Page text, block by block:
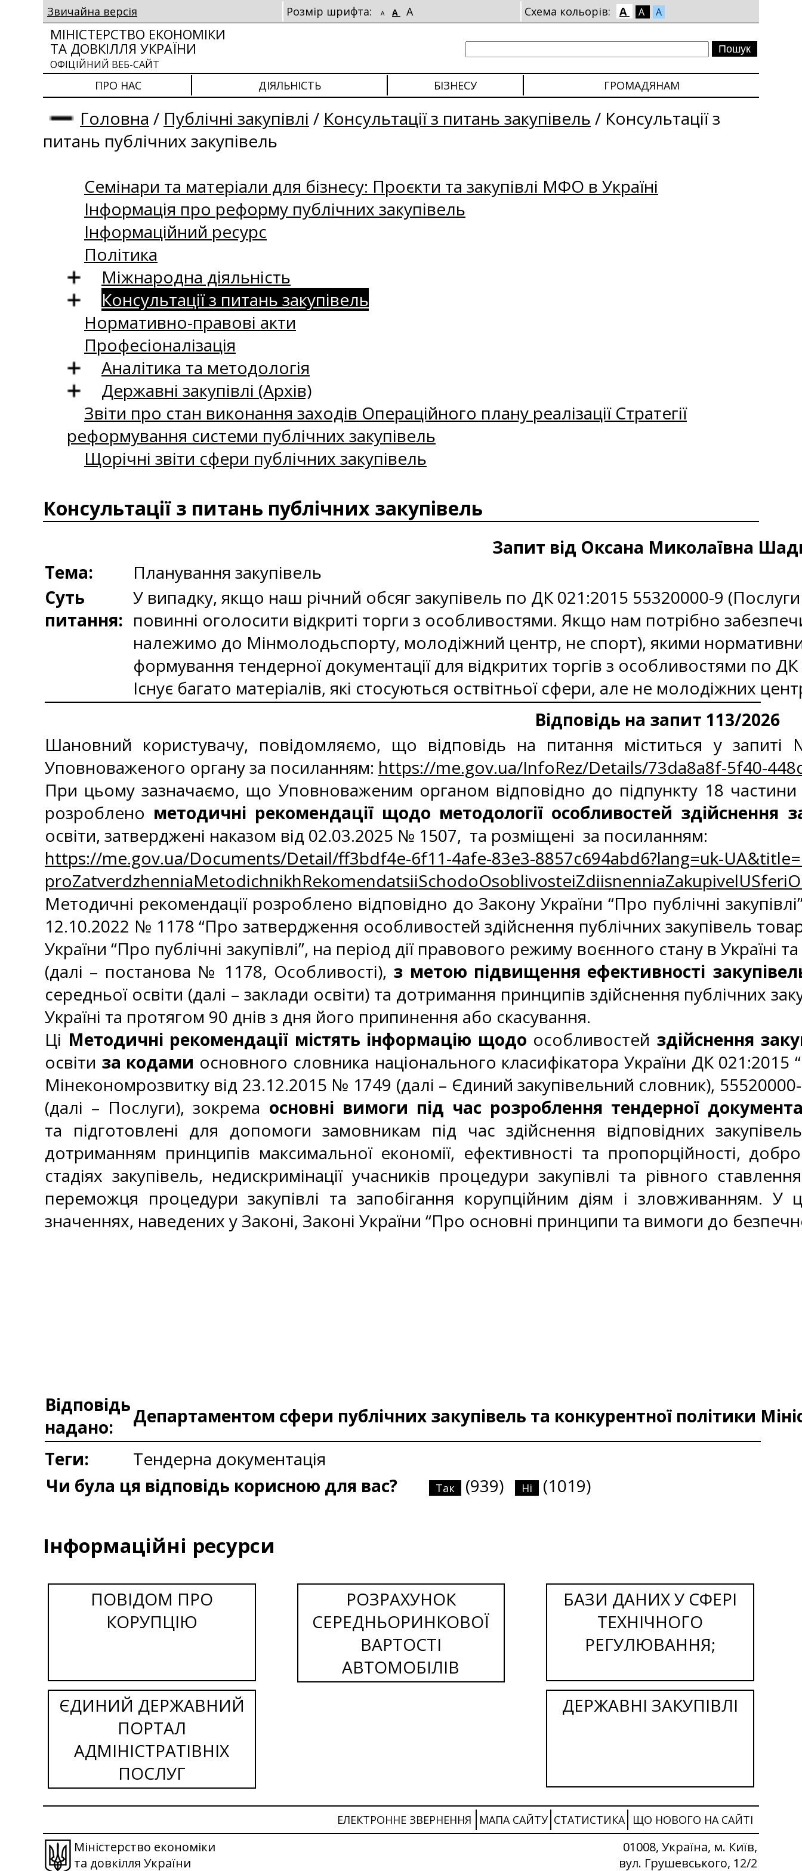
Звичайна версія Розмір шрифта: A A A Схема кольорів: A A A
МІНІСТЕРСТВО ЕКОНОМІКИ
ТА ДОВКІЛЛЯ УКРАЇНИ
ОФІЦІЙНИЙ ВЕБ-САЙТ
ПРО НАС ДІЯЛЬНІСТЬ БІЗНЕСУ ГРОМАДЯНАМ
Головна / Публічні закупівлі / Консультації з питань закупівель / Консультації з
питань публічних закупівель
Семінари та матеріали для бізнесу: Проєкти та закупівлі МФО в Україні
Інформація про реформу публічних закупівель
Інформаційний ресурс
Політика
Міжнародна діяльність
Консультації з питань закупівель
Нормативно-правові акти
Професіоналізація
Аналітика та методологія
Державні закупівлі (Архів)
Звіти про стан виконання заходів Операційного плану реалізації Стратегії
реформування системи публічних закупівель
Щорічні звіти сфери публічних закупівель
Консультації з питань публічних закупівель
Запит від Оксана Миколаївна
Тема:
Планування закупівель
Суть
питання:
У випадку, якщо наш річний обсяг закупівель по ДК 021:2015 55320000-9
повинні оголосити відкриті торги з особливостями. Якщо нам потрібно
належимо до Мінмолодьспорту, молодіжний центр, не спорт), якими
формування тендерної документації для відкритих торгів з особливостями по
Існує багато матеріалів, які стосуються оствітньої сфери, але не молодіжних
Відповідь на запит 113/2026
Шановний користувачу, повідомляємо, що відповідь на питання міститься у
Уповноваженого органу за посиланням: https://me.gov.ua/InfoRez/Details/73da8a8f-5f40-
При цьому зазначаємо, що Уповноваженим органом відповідно до підпункту 18 частини
розроблено методичні рекомендації щодо методології особливостей здійснення
освіти, затверджені наказом від 02.03.2025 № 1507, та розміщені за посиланням:
https://me.gov.ua/Documents/Detail/ff3bdf4e-6f11-4afe-83e3-8857c694abd6?lang=uk-
Методичні рекомендації розроблено відповідно до Закону України “Про публічні
12.10.2022 № 1178 “Про затвердження особливостей здійснення публічних закупівель
України “Про публічні закупівлі”, на період дії правового режиму воєнного стану в
(далі – постанова № 1178, Особливості), з метою підвищення ефективності
середньої освіти (далі – заклади освіти) та дотримання принципів здійснення публічних
Україні та протягом 90 днів з дня його припинення або скасування.
Ці Методичні рекомендації містять інформацію щодо особливостей здійснення
освіти за кодами основного словника національного класифікатора України ДК
Мінекономрозвитку від 23.12.2015 № 1749 (далі – Єдиний закупівельний словник),
(далі – Послуги), зокрема основні вимоги під час розроблення тендерної
та підготовлені для допомоги замовникам під час здійснення відповідних
дотриманням принципів максимальної економії, ефективності та пропорційності,
стадіях закупівель, недискримінації учасників процедури закупівлі та рівного
переможця процедури закупівлі та запобігання корупційним діям і зловживанням.
значеннях, наведених у Законі, Законі України “Про основні принципи та вимоги до
Відповідь
надано:
Департаментом сфери публічних закупівель та конкурентної політики
Теги:
Тендерна документація
Чи була ця відповідь корисною для вас?
Так (939) Ні (1019)
Інформаційні ресурси
ПОВІДОМ ПРО
КОРУПЦІЮ
РОЗРАХУНОК
СЕРЕДНЬОРИНКОВОЇ
ВАРТОСТІ
АВТОМОБІЛІВ
БАЗИ ДАНИХ У СФЕРІ
ТЕХНІЧНОГО
РЕГУЛЮВАННЯ;
ЄДИНИЙ ДЕРЖАВНИЙ
ПОРТАЛ
АДМІНІСТРАТІВНІХ
ПОСЛУГ
ДЕРЖАВНІ ЗАКУПІВЛІ
ЕЛЕКТРОННЕ ЗВЕРНЕННЯ МАПА САЙТУ СТАТИСТИКА ЩО НОВОГО НА САЙТІ
Міністерство економіки
та довкілля України
01008, Україна, м. Київ,
вул. Грушевського, 12/2